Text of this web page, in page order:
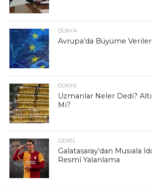
DÜNYA
Avrupa’da Büyüme
DÜNYA
Uzmanlar Neler Dedi?
Mi?
GENEL
Galatasaray’dan Musiala
Resmî Yalanlama